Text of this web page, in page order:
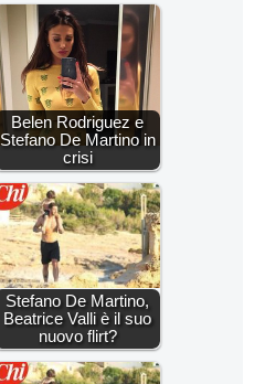
Belen Rodriguez e
Stefano De Martino in
crisi
Stefano De Martino,
Beatrice Valli è il suo
nuovo flirt?